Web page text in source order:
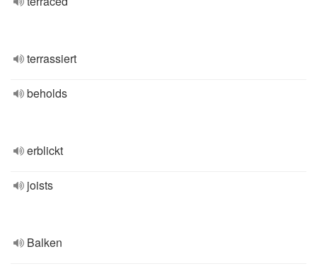
terrassiert
beholds
erblickt
joists
Balken